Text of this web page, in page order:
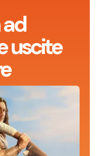
uscite